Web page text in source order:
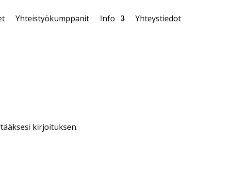
Yhteistyökumppanit Info Yhteystiedot
kirjoituksen.